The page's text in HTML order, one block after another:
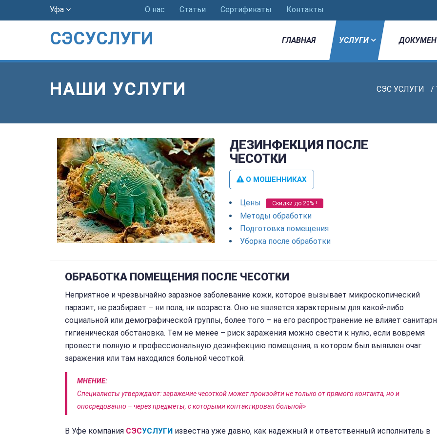
Уфа О нас Статьи Сертификаты Контакты
СЭСУСЛУГИ ГЛАВНАЯ УСЛУГИ
НАШИ УСЛУГИ СЭС УСЛУГИ /
ДЕЗИНФЕКЦИЯ ПОСЛЕ
ЧЕСОТКИ
О МОШЕННИКАХ
Цены Скидки до 20% !
Методы обработки
Подготовка помещения
Уборка после обработки
ОБРАБОТКА ПОМЕЩЕНИЯ ПОСЛЕ ЧЕСОТКИ
Неприятное и чрезвычайно заразное заболевание кожи, которое вызывает микроскопический
паразит, не разбирает – ни пола, ни возраста. Оно не является характерным для какой-либо
социальной или демографической группы, более того – на его распространение не влияет
гигиеническая обстановка. Тем не менее – риск заражения можно свести к нулю, если вовремя
провести полную и профессиональную дезинфекцию помещения, в котором был выявлен очаг
заражения или там находился больной чесоткой.
МНЕНИЕ:
Специалисты утверждают: заражение чесоткой может произойти не только от прямого контакта, но и
опосредованно – через предметы, с которыми контактировал больной»
В Уфе компания СЭСУСЛУГИ известна уже давно, как надежный и ответственный исполнитель в